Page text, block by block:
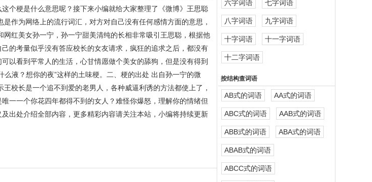
个梗是什么意思呢？接下来小编就给大家整理了《微博》王思聪
作为网络上的流行词汇，对方对自己没有任何感情方面的意思，
红美女孙一宁，孙一宁甜美清纯的长相非常吸引王思聪，根据他
的考量似乎没有答应校长的女友请求，疯狂的追求之后，都没有
以看到平常人的生活，心甘情愿做个美女的舔狗，但是没有得到
液？想你的夜”这样的土味梗。二、梗的出处 出自孙一宁的微
校长是一个追不到爱的老男人，各种威逼利诱的方法都使上了，
一一个你花四年都得不到的女人？难怪你爆怒，理解你的情绪但
出处介绍全部内容，更多精彩内容请关注本站，小编将持续更新
六字词语 七字词语
八字词语 九字词语
十字词语 十一字词语
十二字词语
按结构查词语
AB式的词语 AA式的词语
ABC式的词语 AAB式的词语
ABB式的词语 ABA式的词语
ABAB式的词语
ABCC式的词语